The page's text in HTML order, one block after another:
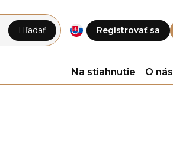
Registrovať sa
Hľadať
Na stiahnutie O nás